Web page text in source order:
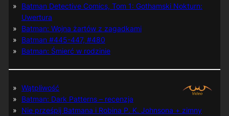
Batman Detective Comics, Tom 1: Gothamski Nokturn:
Uwertura
Batman: Wojna żartów z zagadkami
Batman #445-447, #480
Batman: Śmierć w rodzinie
Wątpliwość
Batman: Dark Patterns – recenzja
Nie prześpij Batmana i Robina P. K. Johnsona + zimny